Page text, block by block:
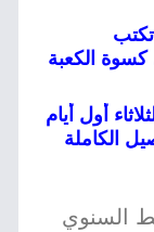
الكعبة
أول أيام
الكاملة
السنوي